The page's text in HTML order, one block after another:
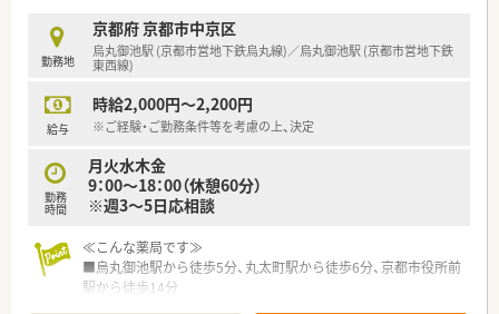
【職場環境と雰囲気】
■一包化錠剤鑑査支援装置や全自動PTPシート払出装置などの
■スタッフ同士のコミュニケーションが活発で、和気あいあいと
した明るい雰囲気の中で、協力し合いながら働ける環境です。
クアップ体制が整っているため、薬剤師業務に専念できます。
【法人特徴について】
はこちらの1店舗のみのため転居を伴う転勤はありません。
■薬局の経営だけでなく、企業間の提携や営業権の譲渡に関する
仲介、経営コンサルタントなど幅広い事業を展開しています。
勤務地
京都府 京都市中京区
烏丸御池駅 (京都市営地下鉄烏丸線)／烏丸御池駅 (京都市営地下鉄
東西線)
給与
時給2,000円～2,200円
※ご経験・ご勤務条件等を考慮の上、決定
勤務
時間
月火水木金
9：00～18：00（休憩60分）
※週3～5日応相談
≪こんな薬局です≫
■烏丸御池駅から徒歩5分、丸太町駅から徒歩6分、京都市役所前
駅から徒歩14分